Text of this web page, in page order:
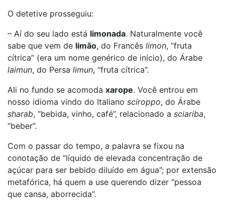
O detetive prosseguiu:
– Aí do seu lado está limonada. Naturalmente você
sabe que vem de limão, do Francês limon, “fruta
cítrica” (era um nome genérico de início), do Árabe
laimun, do Persa limun, “fruta cítrica”.
Ali no fundo se acomoda xarope. Você entrou em
nosso idioma vindo do Italiano sciroppo, do Árabe
sharab, “bebida, vinho, café”, relacionado a sciariba,
“beber”.
Com o passar do tempo, a palavra se fixou na
conotação de “líquido de elevada concentração de
açúcar para ser bebido diluído em água”; por extensão
metafórica, há quem a use querendo dizer “pessoa
que cansa, aborrecida”.